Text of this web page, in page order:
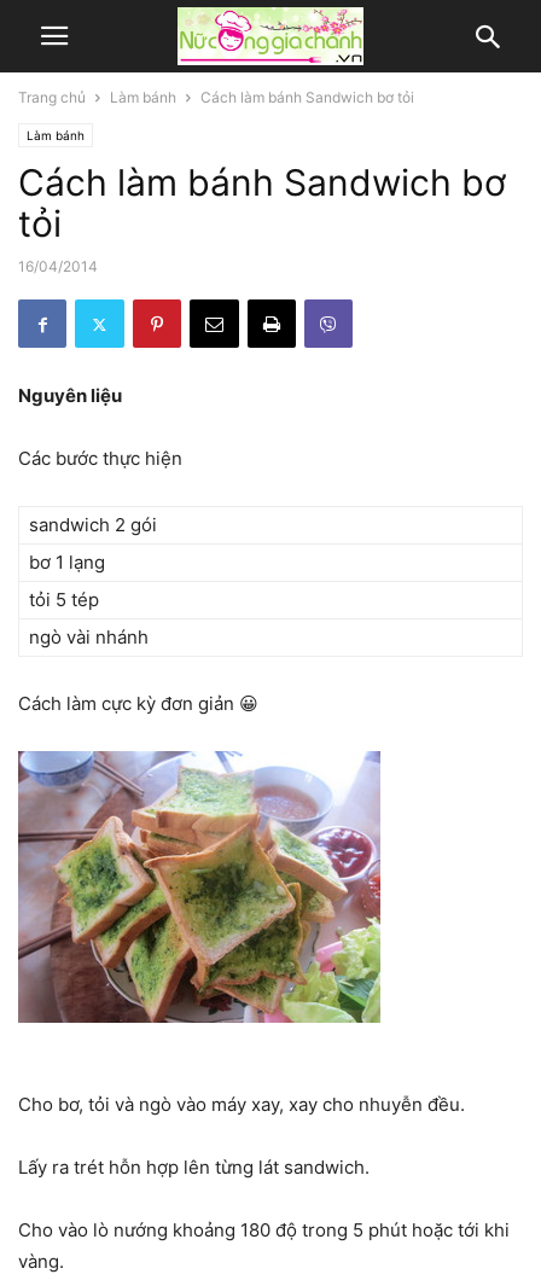
Trang chủ Làm bánh Cách làm bánh Sandwich bơ tỏi
Làm bánh
Cách làm bánh Sandwich bơ
tỏi
16/04/2014
Nguyên liệu
Các bước thực hiện
sandwich 2 gói
bơ 1 lạng
tỏi 5 tép
ngò vài nhánh
Cách làm cực kỳ đơn giản 😀
Cho bơ, tỏi và ngò vào máy xay, xay cho nhuyễn đều.
Lấy ra trét hỗn hợp lên từng lát sandwich.
Cho vào lò nướng khoảng 180 độ trong 5 phút hoặc tới khi
vàng.